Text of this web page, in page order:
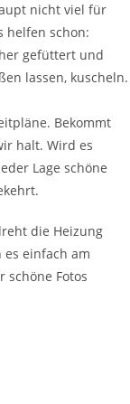
nicht viel für
helfen schon:
gefüttert und
lassen, kuscheln.
Bekommt
halt. Wird es
Lage schöne
die Heizung
einfach am
schöne Fotos